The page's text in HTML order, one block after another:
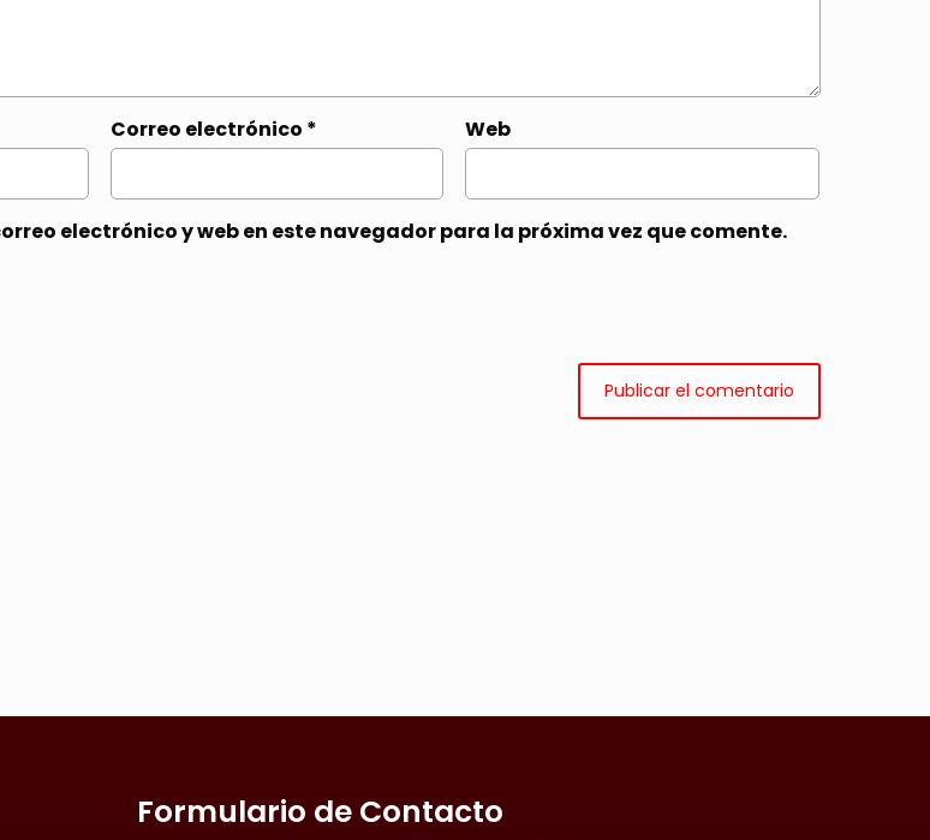
Correo electrónico * Web
electrónico y web en este navegador para la próxima vez que comente.
Formulario de Contacto